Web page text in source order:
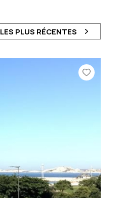
LES PLUS RÉCENTES